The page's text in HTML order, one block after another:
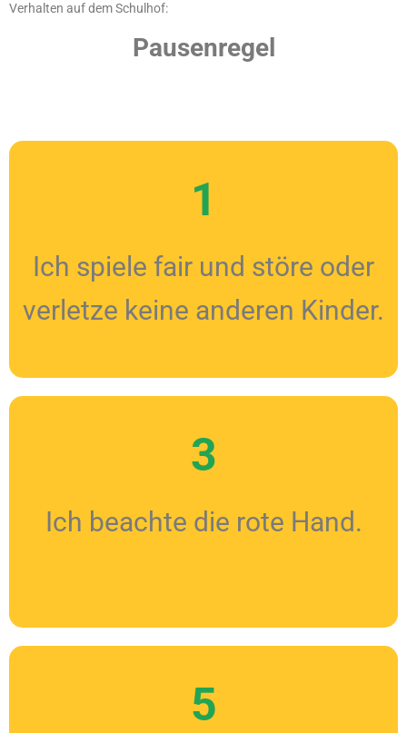
Verhalten auf dem Schulhof:
Pausenregel
1
Ich spiele fair und störe oder
verletze keine anderen Kinder.
3
Ich beachte die rote Hand.
5